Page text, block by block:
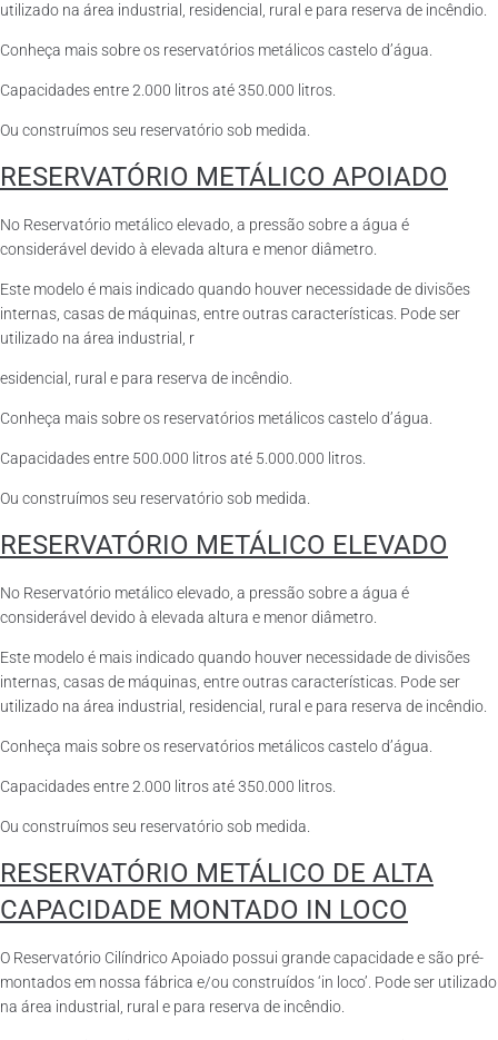
utilizado na área industrial, residencial, rural e para reserva de incêndio.
Conheça mais sobre os reservatórios metálicos castelo d’água.
Capacidades entre 2.000 litros até 350.000 litros.
Ou construímos seu reservatório sob medida.
RESERVATÓRIO METÁLICO APOIADO
No Reservatório metálico elevado, a pressão sobre a água é
considerável devido à elevada altura e menor diâmetro.
Este modelo é mais indicado quando houver necessidade de divisões
internas, casas de máquinas, entre outras características. Pode ser
utilizado na área industrial, r
esidencial, rural e para reserva de incêndio.
Conheça mais sobre os reservatórios metálicos castelo d’água.
Capacidades entre 500.000 litros até 5.000.000 litros.
Ou construímos seu reservatório sob medida.
RESERVATÓRIO METÁLICO ELEVADO
No Reservatório metálico elevado, a pressão sobre a água é
considerável devido à elevada altura e menor diâmetro.
Este modelo é mais indicado quando houver necessidade de divisões
internas, casas de máquinas, entre outras características. Pode ser
utilizado na área industrial, residencial, rural e para reserva de incêndio.
Conheça mais sobre os reservatórios metálicos castelo d’água.
Capacidades entre 2.000 litros até 350.000 litros.
Ou construímos seu reservatório sob medida.
RESERVATÓRIO METÁLICO DE ALTA
CAPACIDADE MONTADO IN LOCO
O Reservatório Cilíndrico Apoiado possui grande capacidade e são pré-
montados em nossa fábrica e/ou construídos ‘in loco’. Pode ser utilizado
na área industrial, rural e para reserva de incêndio.